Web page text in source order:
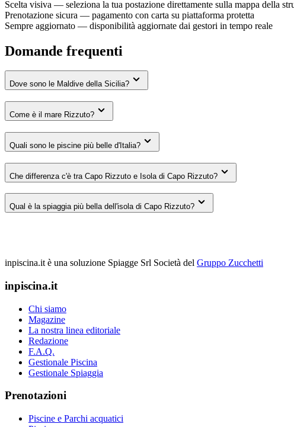
Scelta visiva — seleziona la tua postazione direttamente sulla mappa della
Prenotazione sicura — pagamento con carta su piattaforma protetta
Sempre aggiornato — disponibilità aggiornate dai gestori in tempo reale
Domande frequenti
Dove sono le Maldive della Sicilia?
Come è il mare Rizzuto?
Quali sono le piscine più belle d'Italia?
Che differenza c'è tra Capo Rizzuto e Isola di Capo Rizzuto?
Qual è la spiaggia più bella dell'isola di Capo Rizzuto?
inpiscina.it è una soluzione Spiagge Srl Società del Gruppo Zucchetti
inpiscina.it
Chi siamo
Magazine
La nostra linea editoriale
Redazione
F.A.Q.
Gestionale Piscina
Gestionale Spiaggia
Prenotazioni
Piscine e Parchi acquatici